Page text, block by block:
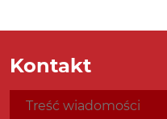
Kontakt